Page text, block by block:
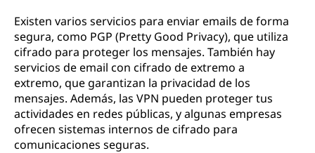
Existen varios servicios para enviar emails de forma
segura, como PGP (Pretty Good Privacy), que utiliza
cifrado para proteger los mensajes. También hay
servicios de email con cifrado de extremo a
extremo, que garantizan la privacidad de los
mensajes. Además, las VPN pueden proteger tus
actividades en redes públicas, y algunas empresas
ofrecen sistemas internos de cifrado para
comunicaciones seguras.